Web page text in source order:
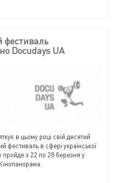
Docudays UA
в цьому році свій десятий
в сфері української
пройде з 22 по 28 березня у